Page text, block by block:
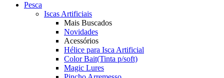
Pesca
Iscas Artificiais
Mais Buscados
Novidades
Acessórios
Hélice para Isca Artificial
Color Bait(Tinta p/soft)
Magic Lures